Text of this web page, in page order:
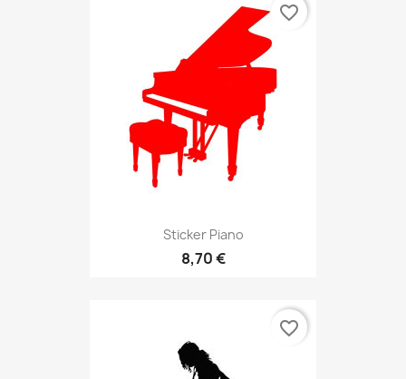
Sticker Piano
8,70 €
favorite_border
favorite_border